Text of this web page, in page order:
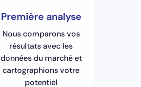
Première analyse
Nous comparons vos
résultats avec les
données du marché et
cartographions votre
potentiel